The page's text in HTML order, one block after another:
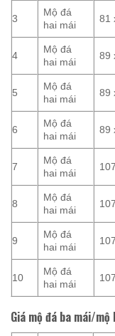
3
Mộ đá
hai mái
81
4
Mộ đá
hai mái
89
5
Mộ đá
hai mái
89
6
Mộ đá
hai mái
89
7
Mộ đá
hai mái
8
Mộ đá
hai mái
9
Mộ đá
hai mái
10
Mộ đá
hai mái
Giá mộ đá ba mái/